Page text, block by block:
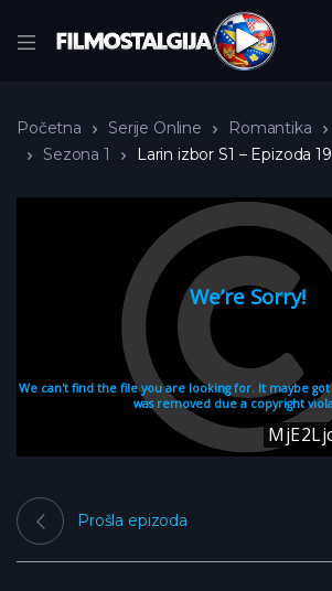
Početna Serije Online Romantika
Sezona 1
Larin izbor S1 – Epizoda 19
Prošla epizoda